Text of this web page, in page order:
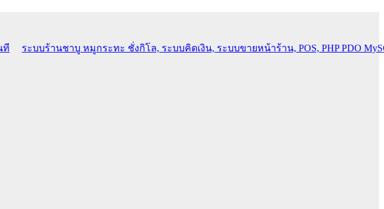
ระบบร้านชาบู หมูกระทะ ชั่งกิโล, ระบบคิดเงิน, ระบบขายหน้าร้าน, POS, PHP PDO MySQL